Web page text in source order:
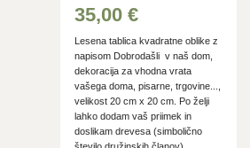
35,00€
Lesena tablica kvadratne oblike z
napisom Dobrodašli v naš dom,
dekoracija za vhodna vrata
vašega doma, pisarne, trgovine...,
velikost 20 cm x 20 cm. Po želji
lahko dodam vaš priimek in
doslikam drevesa (simbolično